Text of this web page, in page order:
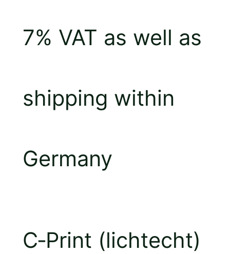
7% VAT as well as
shipping within
Germany
C‑Print (lichtecht)